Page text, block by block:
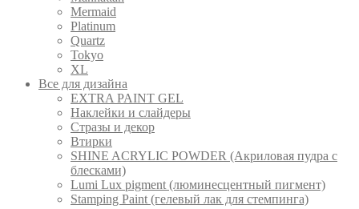
Mermaid
Platinum
Quartz
Tokyo
XL
Все для дизайна
EXTRA PAINT GEL
Наклейки и слайдеры
Стразы и декор
Втирки
SHINE ACRYLIC POWDER (Акриловая пудра с
блесками)
Lumi Lux pigment (люминесцентный пигмент)
Stamping Paint (гелевый лак для стемпинга)